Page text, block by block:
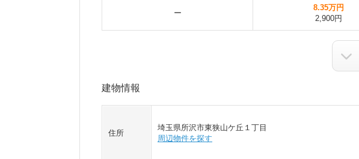
ー
8.35万円
2,900円
建物情報
住所
埼玉県所沢市東狭山ケ丘１丁目
周辺物件を探す